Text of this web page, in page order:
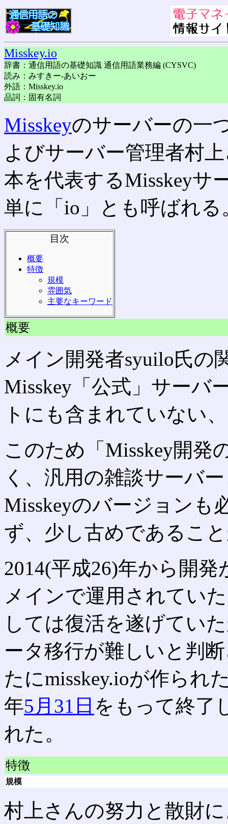
Misskey.io
辞書：通信用語の基礎知識 通信用語業務編 (CYSVC)
読み：みすきー-あいおー
外語：Misskey.io
品詞：固有名詞
Misskeyのサーバーの一
よびサーバー管理者村
本を代表するMisskeyサ
単に「io」とも呼ばれる
目次
概要
特徴
規模
雰囲気
主要なキーワード
概要
メイン開発者syuilo氏の
Misskey「公式」サーバ
トにも含まれていない
このため「Misskey開発
く、汎用の雑談サーバ
Misskeyのバージョンも
ず、少し古めであるこ
2014(平成26)年から開発
メインで運用されてい
しては復活を遂げてい
ータ移行が難しいと判
たにmisskey.ioが作られ
年5月31日 をもって終了
れた。
特徴
規模
村上さんの努力と散財